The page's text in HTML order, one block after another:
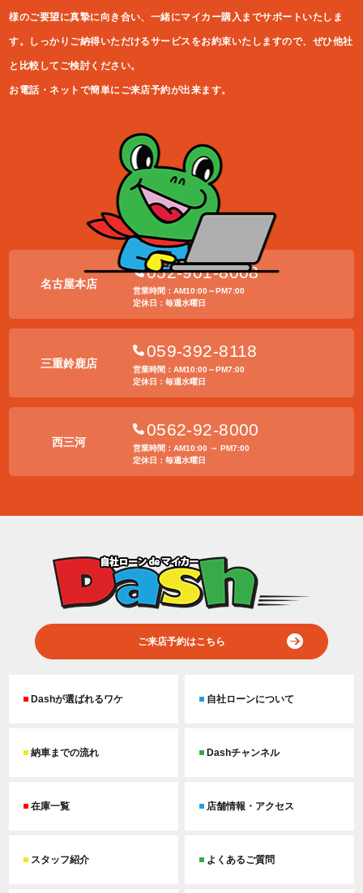
様のご要望に真摯に向き合い、一緒にマイカー購入ま でサポートいたしま
す。しっかりご納得いただけるサービスをお約束いたしますので、ぜひ他社
と比較してご検討ください。
お電話・ネットで簡単にご来店予約が出来ます。
名古屋本店
052-901-8008
営業時間：AM10:00～PM7:00
定休日：毎週水曜日
三重鈴鹿店
059-392-8118
営業時間：AM10:00～PM7:00
定休日：毎週水曜日
西三河
0562-92-8000
営業時間：AM10:00 ～ PM7:00
定休日：毎週水曜日
ご来店予約はこちら
Dashが選ばれるワケ 自社ローンについて
納車までの流れ Dashチャンネル
在庫一覧 店舗情報・アクセス
スタッフ紹介 よくあるご質問